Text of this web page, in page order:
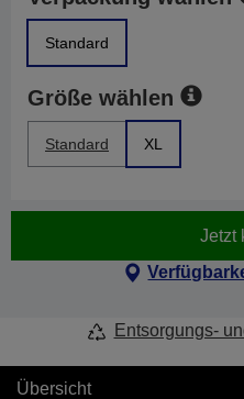
Standard
Größe wählen
Standard XL
Jetzt
Entsorgungs-
Übersicht